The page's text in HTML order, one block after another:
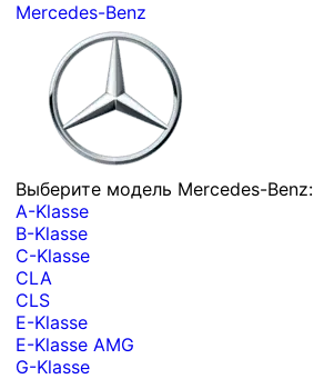
Mercedes-Benz
Выберите модель Mercedes-Benz:
A-Klasse
B-Klasse
C-Klasse
CLA
CLS
E-Klasse
E-Klasse AMG
G-Klasse